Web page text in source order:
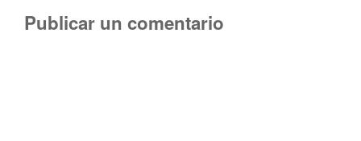
Publicar un comentario